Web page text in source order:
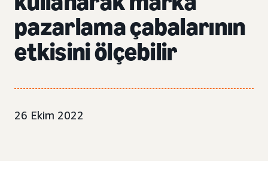
pazarlama çabalarının
etkisini ölçebilir
26 Ekim 2022